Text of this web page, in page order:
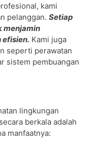
kami
pelanggan. Setiap
menjamin
efisien. Kami juga
seperti perawatan
sistem pembuangan
lingkungan
berkala adalah
manfaatnya: